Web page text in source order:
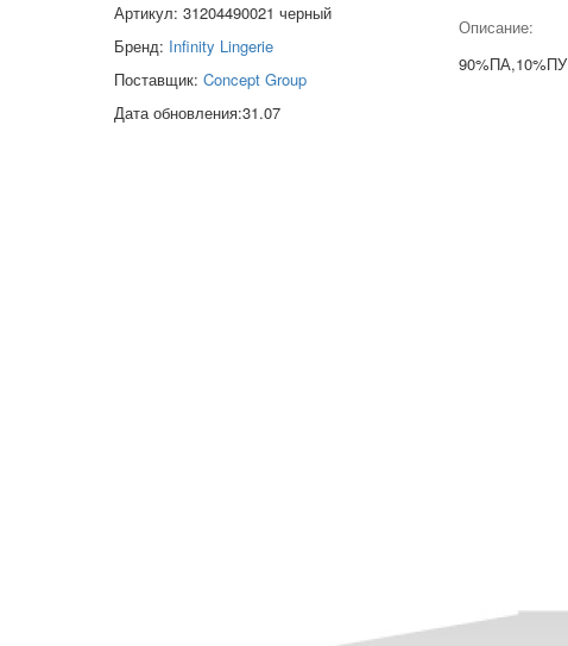
Артикул: 31204490021 черный
Бренд: Infinity Lingerie
Поставщик: Concept Group
Дата обновления:31.07
Описание:
90%ПА,10%ПУ